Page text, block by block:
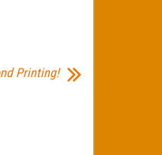
Printing!